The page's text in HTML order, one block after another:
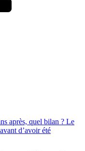
après, quel bilan ? Le
d’avoir été